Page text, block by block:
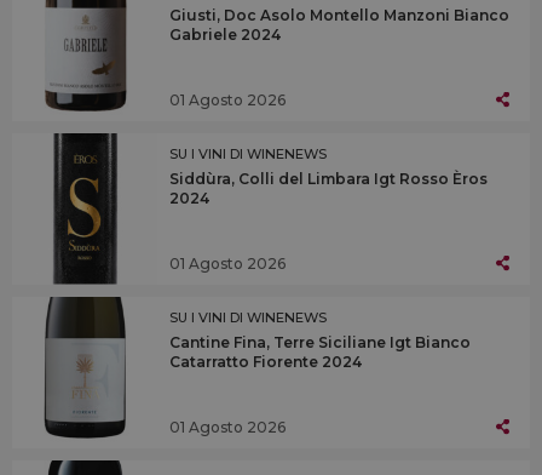
Giusti, Doc Asolo Montello Manzoni Bianco
Gabriele 2024
01 Agosto 2026
SU I VINI DI WINENEWS
Siddùra, Colli del Limbara Igt Rosso Èros
2024
01 Agosto 2026
SU I VINI DI WINENEWS
Cantine Fina, Terre Siciliane Igt Bianco
Catarratto Fiorente 2024
01 Agosto 2026